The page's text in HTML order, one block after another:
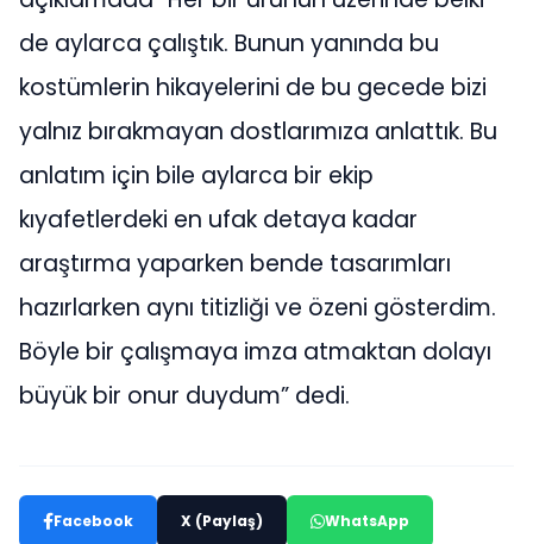
de aylarca çalıştık. Bunun yanında bu
kostümlerin hikayelerini de bu gecede bizi
yalnız bırakmayan dostlarımıza anlattık. Bu
anlatım için bile aylarca bir ekip
kıyafetlerdeki en ufak detaya kadar
araştırma yaparken bende tasarımları
hazırlarken aynı titizliği ve özeni gösterdim.
Böyle bir çalışmaya imza atmaktan dolayı
büyük bir onur duydum” dedi.
Facebook X (Paylaş) WhatsApp